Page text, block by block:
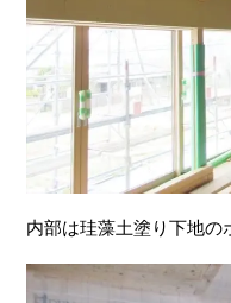
内部は珪藻土塗り下地の